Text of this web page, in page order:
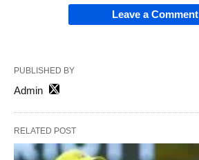
Leave a Comment
PUBLISHED BY
Admin
RELATED POST